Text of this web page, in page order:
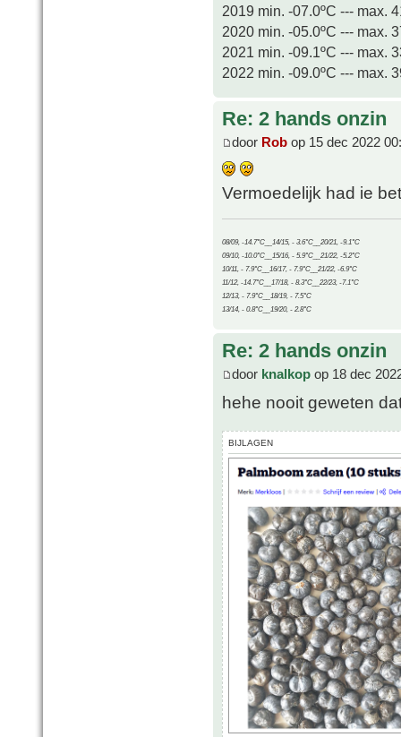
2019 min. -07.0ºC --- max.
2020 min. -05.0ºC --- max.
2021 min. -09.1ºC --- max.
2022 min. -09.0ºC --- max.
Re: 2 hands onzin
door Rob op 15 dec 2022
Vermoedelijk had ie
08/09, -14.7°C__14/15, - 3.6°C__20/21, -9.1°C
09/10, -10.0°C__15/16, - 5.9°C__21/22, -5.2°C
10/11, - 7.9°C__16/17, - 7.9°C__21/22, -6.9°C
11/12, -14.7°C__17/18, - 8.3°C__22/23, -7.1°C
12/13, - 7.9°C__18/19, - 7.5°C
13/14, - 0.8°C__19/20, - 2.8°C
Re: 2 hands onzin
door knalkop op 18 dec
hehe nooit geweten
BIJLAGEN